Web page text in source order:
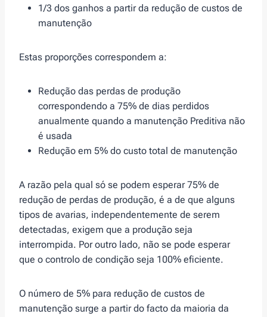
1/3 dos ganhos a partir da redução de custos de
manutenção
Estas proporções correspondem a:
Redução das perdas de produção
correspondendo a 75% de dias perdidos
anualmente quando a manutenção Preditiva não
é usada
Redução em 5% do custo total de manutenção
A razão pela qual só se podem esperar 75% de
redução de perdas de produção, é a de que alguns
tipos de avarias, independentemente de serem
detectadas, exigem que a produção seja
interrompida. Por outro lado, não se pode esperar
que o controlo de condição seja 100% eficiente.
O número de 5% para redução de custos de
manutenção surge a partir do facto da maioria da